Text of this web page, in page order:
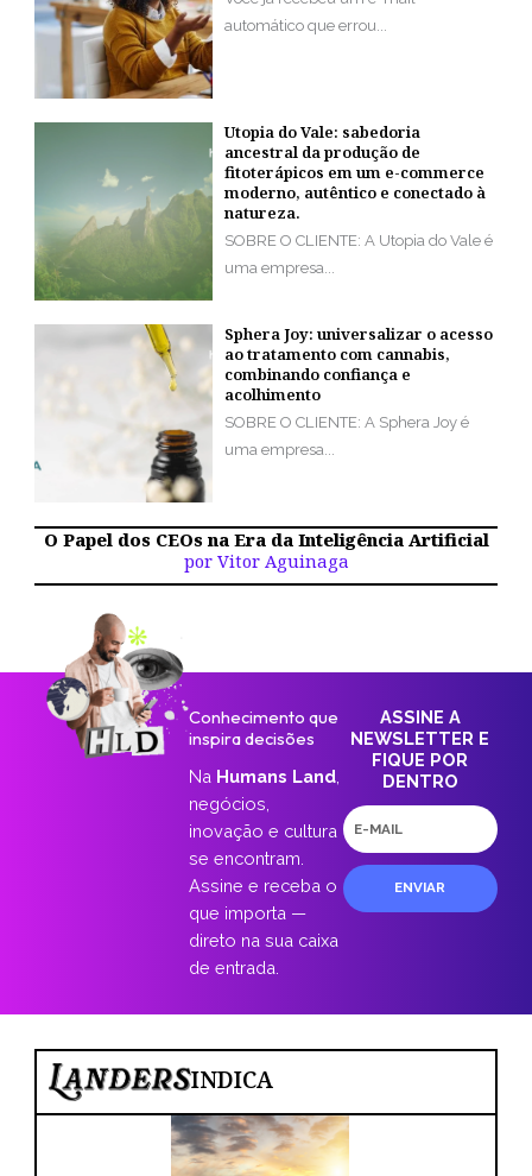
automático que errou...
Utopia do Vale: sabedoria
ancestral da produção de
fitoterápicos em um e-commerce
moderno, autêntico e conectado à
natureza.
SOBRE O CLIENTE: A Utopia do Vale é
uma empresa...
Sphera Joy: universalizar o acesso
ao tratamento com cannabis,
combinando confiança e
acolhimento
SOBRE O CLIENTE: A Sphera Joy é
uma empresa...
O Papel dos CEOs na Era da Inteligência Artificial
por Vitor Aguinaga
Conhecimento que
inspira decisões
Na Humans Land
negócios,
inovação e cultura
se encontram.
Assine e receba o
que importa —
direto na sua caixa
de entrada.
ASSINE A
NEWSLETTER E
FIQUE POR
DENTRO
E-
mail
ENVIAR
INDICA